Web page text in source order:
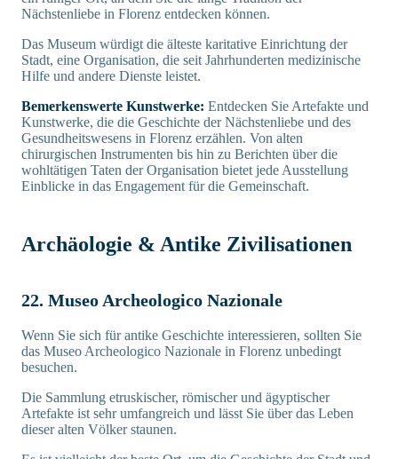
Nächstenliebe in Florenz entdecken können.
Das Museum würdigt die älteste karitative Einrichtung der
Stadt, eine Organisation, die seit Jahrhunderten medizinische
Hilfe und andere Dienste leistet.
Bemerkenswerte Kunstwerke: Entdecken Sie Artefakte und
Kunstwerke, die die Geschichte der Nächstenliebe und des
Gesundheitswesens in Florenz erzählen. Von alten
chirurgischen Instrumenten bis hin zu Berichten über die
wohltätigen Taten der Organisation bietet jede Ausstellung
Einblicke in das Engagement für die Gemeinschaft.
Archäologie & Antike Zivilisationen
22. Museo Archeologico Nazionale
Wenn Sie sich für antike Geschichte interessieren, sollten Sie
das Museo Archeologico Nazionale in Florenz unbedingt
besuchen.
Die Sammlung etruskischer, römischer und ägyptischer
Artefakte ist sehr umfangreich und lässt Sie über das Leben
dieser alten Völker staunen.